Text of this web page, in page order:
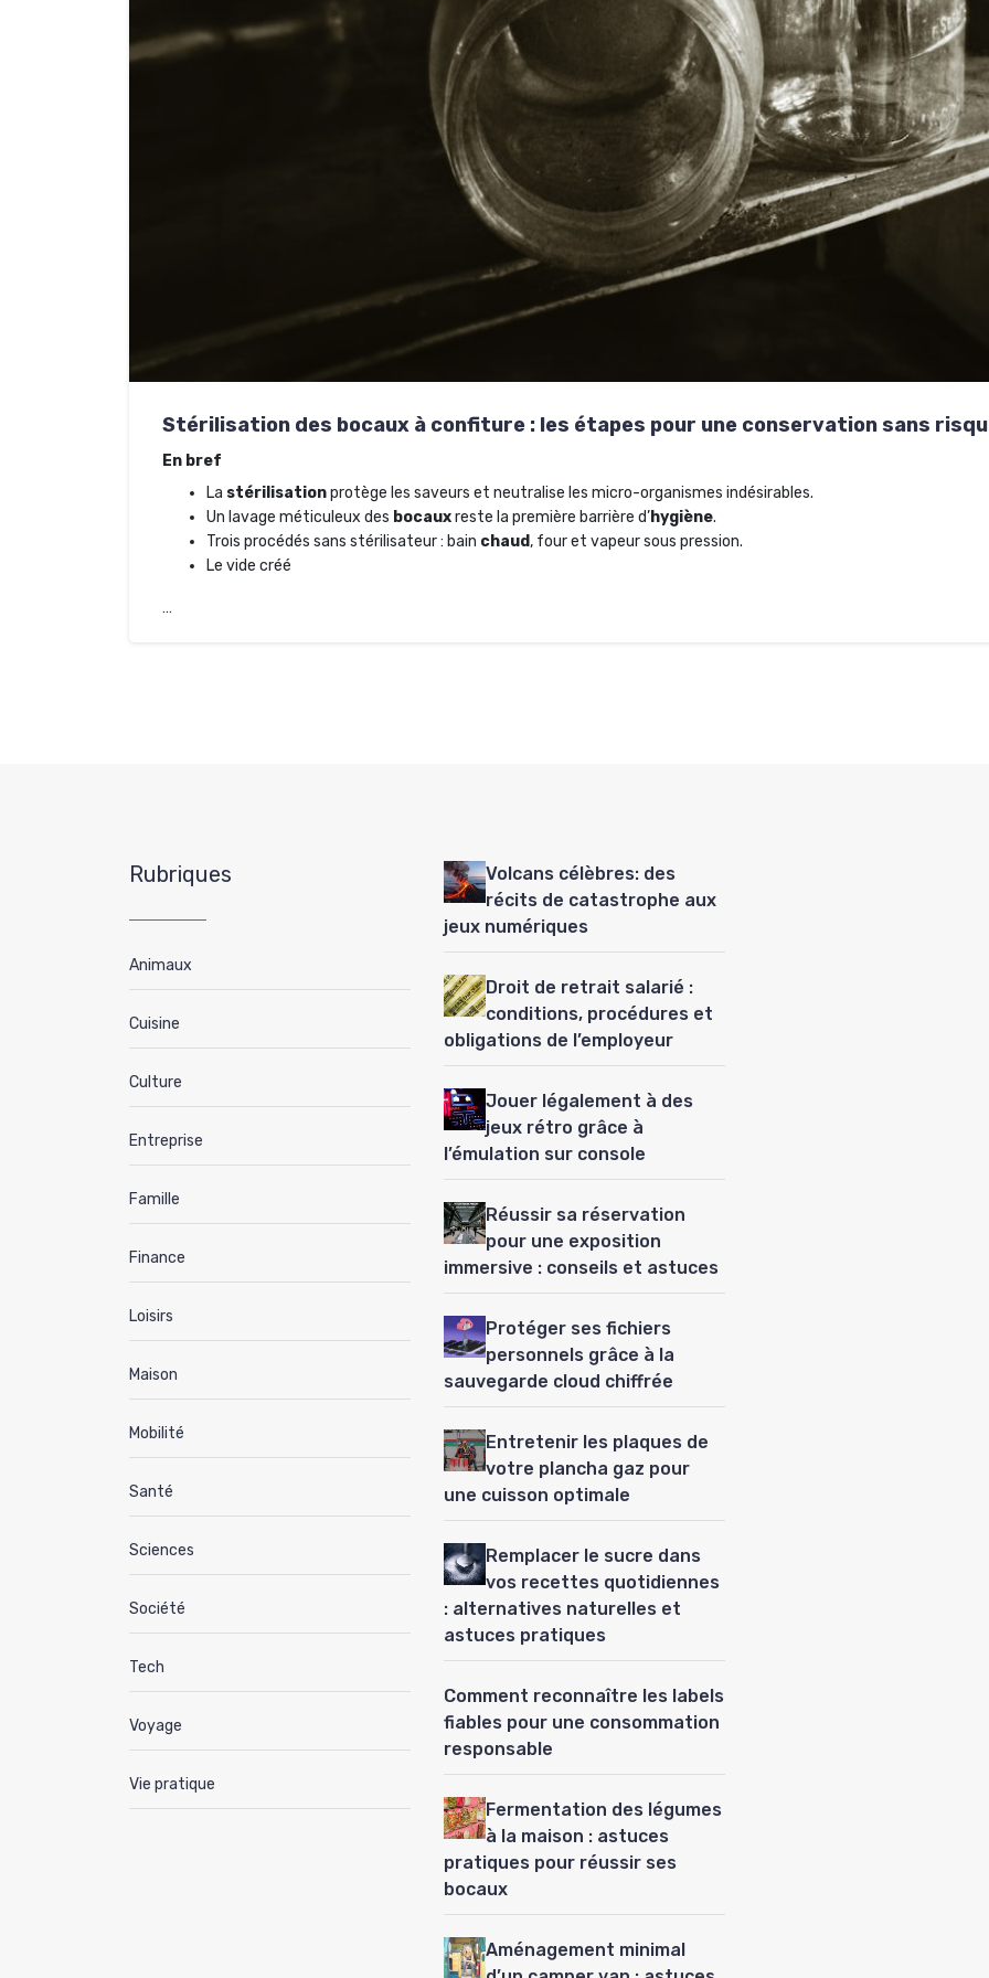
Stérilisation des bocaux à confiture : les étapes pour une conservation sans
En bref
La stérilisationprotège les saveurs et neutralise les micro-organismes indésirables.
Un lavage méticuleux des bocauxreste la première barrière d’hygiène.
Trois procédés sans stérilisateur : bain chaud, four et vapeur sous pression.
Le vide créé
…
Rubriques
Animaux
Cuisine
Culture
Entreprise
Famille
Finance
Loisirs
Maison
Mobilité
Santé
Sciences
Société
Tech
Voyage
Vie pratique
Volcans célèbres: des
récits de catastrophe aux
jeux numériques
Droit de retrait salarié :
conditions, procédures et
obligations de l’employeur
Jouer légalement à des
jeux rétro grâce à
l’émulation sur console
Réussir sa réservation
pour une exposition
immersive : conseils et astuces
Protéger ses fichiers
personnels grâce à la
sauvegarde cloud chiffrée
Entretenir les plaques de
votre plancha gaz pour
une cuisson optimale
Remplacer le sucre dans
vos recettes quotidiennes
: alternatives naturelles et
astuces pratiques
Comment reconnaître les labels
fiables pour une consommation
responsable
Fermentation des légumes
à la maison : astuces
pratiques pour réussir ses
bocaux
Aménagement minimal